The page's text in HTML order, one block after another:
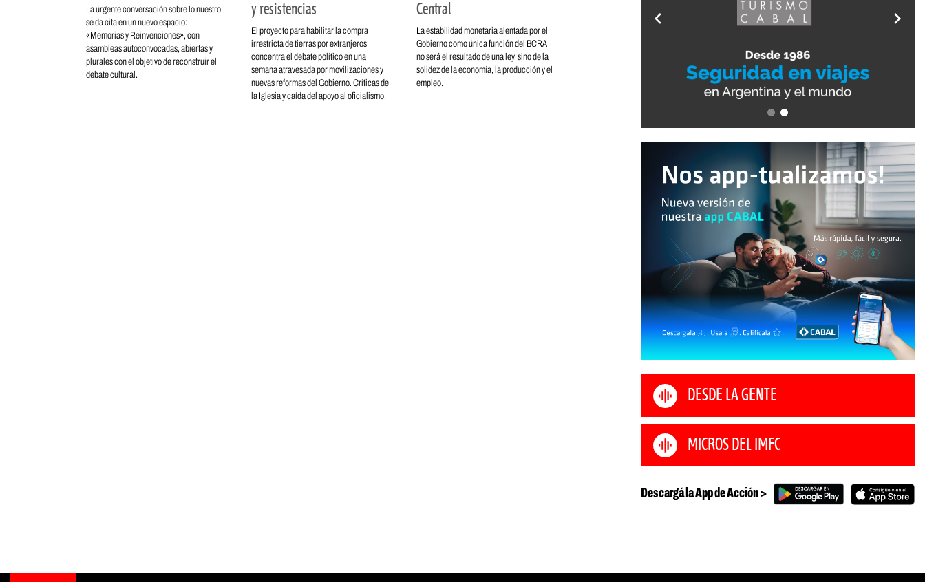
La urgente conversación sobre lo nuestro
se da cita en un nuevo espacio:
«Memorias y Reinvenciones», con
asambleas autoconvocadas, abiertas y
plurales con el objetivo de reconstruir el
debate cultural.
y resistencias
El proyecto para habilitar la compra
irrestricta de tierras por extranjeros
concentra el debate político en una
semana atravesada por movilizaciones y
nuevas reformas del Gobierno. Críticas de
la Iglesia y caída del apoyo al oficialismo.
Central
La estabilidad monetaria alentada por el
Gobierno como única función del BCRA
no será el resultado de una ley, sino de la
solidez de la economía, la producción y el
empleo.
DESDE LA GENTE
MICROS DEL IMFC
Descargá la App de Acción >